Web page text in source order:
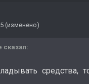
(изменено)
сказал:
средства,